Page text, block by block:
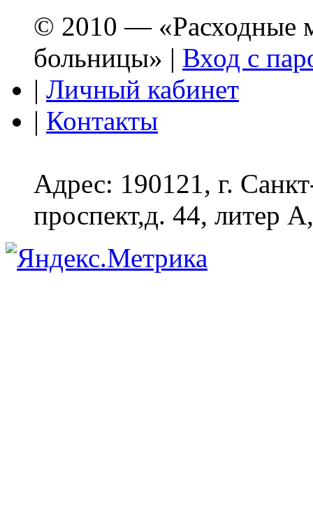
© 2010 — «Расходные
больницы» | Вход с
| Личный кабинет
| Контакты
Адрес: 190121, г.
проспект,д. 44, литер